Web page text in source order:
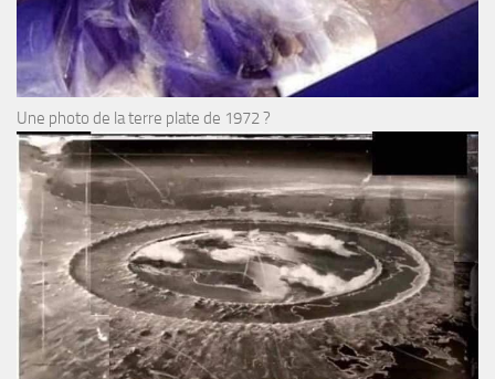
Une photo de la terre plate de 1972 ?